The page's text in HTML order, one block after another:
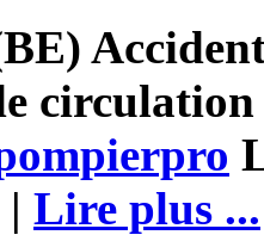
circulation
Lire plus ...